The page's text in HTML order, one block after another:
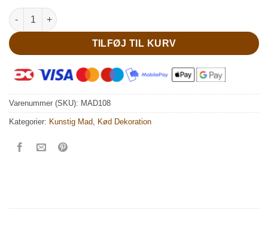
Kunstig lang rød spegepølse antal
TILFØJ TIL KURV
Varenummer (SKU): MAD108
Kategorier: Kunstig Mad Kød Dekoration